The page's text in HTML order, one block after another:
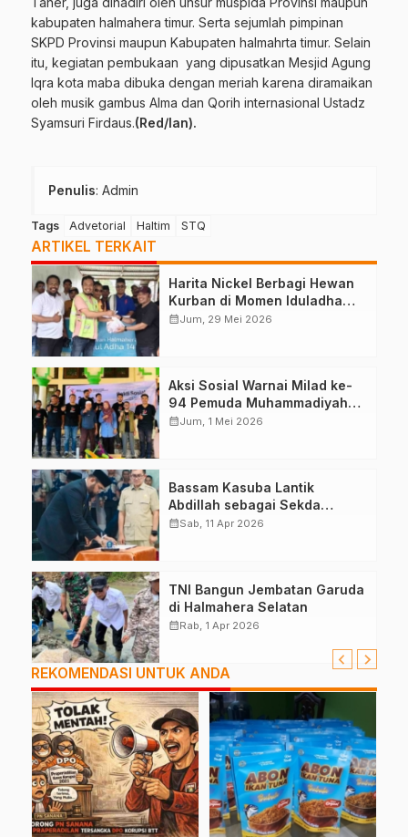
kabupaten halmahera timur. Serta sejumlah pimpinan
SKPD Provinsi maupun Kabupaten halmahrta timur. Selain
itu, kegiatan pembukaan yang dipusatkan Mesjid Agung
Iqra kota maba dibuka dengan meriah karena diramaikan
oleh musik gambus Alma dan Qorih internasional Ustadz
Syamsuri Firdaus.(Red/Ian).
Penulis: Admin
Tags Advetorial Haltim STQ
ARTIKEL TERKAIT
Harita Nickel Berbagi Hewan
Kurban di Momen Iduladha
1447 H
calendar_monthJum, 29 Mei 2026
Aksi Sosial Warnai Milad ke-
94 Pemuda Muhammadiyah
Malut
calendar_monthJum, 1 Mei 2026
Bassam Kasuba Lantik
Abdillah sebagai Sekda
Definitif Halsel
calendar_monthSab, 11 Apr 2026
TNI Bangun Jembatan Garuda
di Halmahera Selatan
calendar_monthRab, 1 Apr 2026
REKOMENDASI UNTUK ANDA